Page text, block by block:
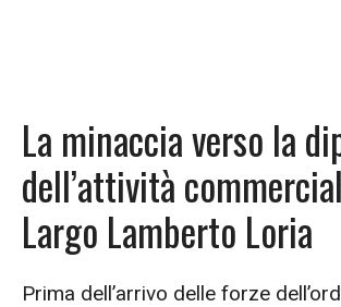
La minaccia verso la
dell’attività
Largo Lamberto Loria
Prima dell’arrivo delle forze